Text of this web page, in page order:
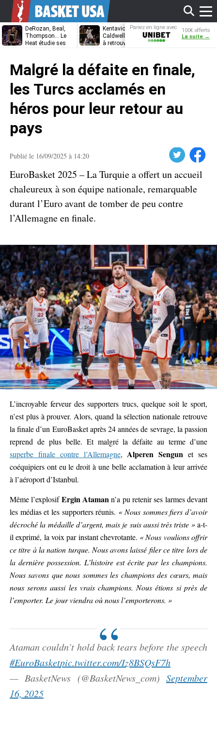
DeRozan, Beal,
Thompson… Le
Heat étudie ses
Kentavious
Caldwell-Pope prêt
à retrouver LeBron
Jonathan
Kuminga, le
Pariez en ligne avec
Unibet
100€ offerts
La suite →
Malgré la défaite en finale,
les Turcs acclamés en
héros pour leur retour au
pays
Publié le 16/09/2025 à 14:20 Facebook
EuroBasket 2025 – La Turquie a offert un accueil
chaleureux à son équipe nationale, remarquable
durant l’Euro avant de tomber de peu contre
l’Allemagne en finale.
L’incroyable ferveur des supporters trucs, quelque soit le sport,
n’est plus à prouver. Alors, quand la sélection nationale retrouve
la finale d’un EuroBasket après 24 années de sevrage, la passion
reprend de plus belle. Et malgré la défaite au terme d’une
superbe finale contre l’Allemagne,Alperen Sengun et ses
coéquipiers ont eu le droit à une belle acclamation à leur arrivée
à l’aéroport d’Istanbul.
Même l’explosifErgin Atamann’a pu retenir ses larmes devant
les médias et les supporters réunis. « Nous sommes fiers d’avoir
décroché la médaille d’argent, mais je suis aussi très triste »a-t-
il exprimé, la voix par instant chevrotante. « Nous voulions offrir
ce titre à la nation turque. Nous avons laissé filer ce titre lors de
la dernière possession. L’histoire est écrite par les champions.
Nous savons que nous sommes les champions des cœurs, mais
nous serons aussi les vrais champions. Nous étions si près de
l’emporter. Le jour viendra où nous l’emporterons. »
Ataman couldn’t hold back tears before the speech
#EuroBasketpic.twitter.com/Iz8BSQsF7h
— BasketNews (@BasketNews_com) September
16, 2025